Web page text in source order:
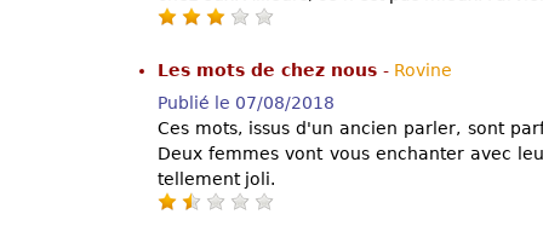
Les mots de chez nous - Rovine
Publié le 07/08/2018
Ces mots, issus d'un ancien parler, sont
Deux femmes vont vous enchanter avec
tellement joli.